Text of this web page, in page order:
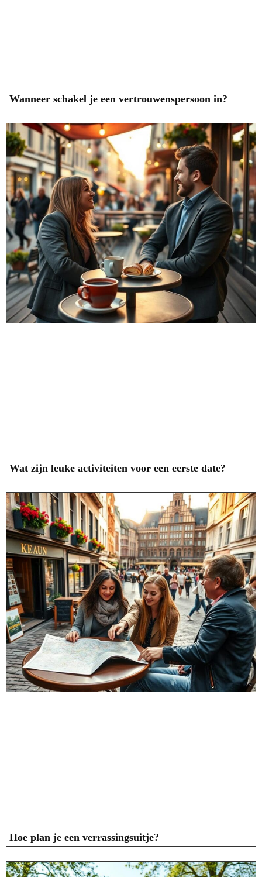
Wanneer schakel je een vertrouwenspersoon in?
Wat zijn leuke activiteiten voor een eerste date?
Hoe plan je een verrassingsuitje?